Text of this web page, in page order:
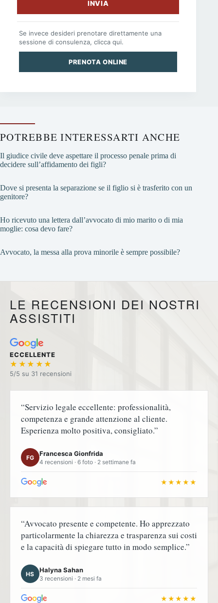
INVIA
Se invece desideri prenotare direttamente una
sessione di consulenza, clicca qui.
PRENOTA ONLINE
POTREBBE INTERESSARTI ANCHE
Il giudice civile deve aspettare il processo penale prima di
decidere sull’affidamento dei figli?
Dove si presenta la separazione se il figlio si è trasferito con un
genitore?
Ho ricevuto una lettera dall’avvocato di mio marito o di mia
moglie: cosa devo fare?
Avvocato, la messa alla prova minorile è sempre possibile?
LE RECENSIONI DEI NOSTRI
ASSISTITI
ECCELLENTE
★★★★★
5/5 su
“Servizio legale eccellente: professionalità,
competenza e grande attenzione al cliente.
Esperienza molto positiva, consigliato.”
FG
Francesca Gionfrida
4 recensioni · 6 foto · 2 settimane fa
★★★★★
“Avvocato presente e competente. Ho apprezzato
particolarmente la chiarezza e trasparenza sui costi
e la capacità di spiegare tutto in modo semplice.”
HS
Halyna Sahan
3 recensioni · 2 mesi fa
★★★★★